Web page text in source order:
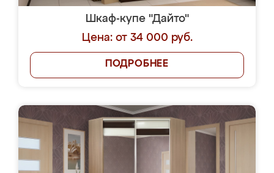
Шкаф-купе "Дайто"
Цена: от 34 000 руб.
ПОДРОБНЕЕ